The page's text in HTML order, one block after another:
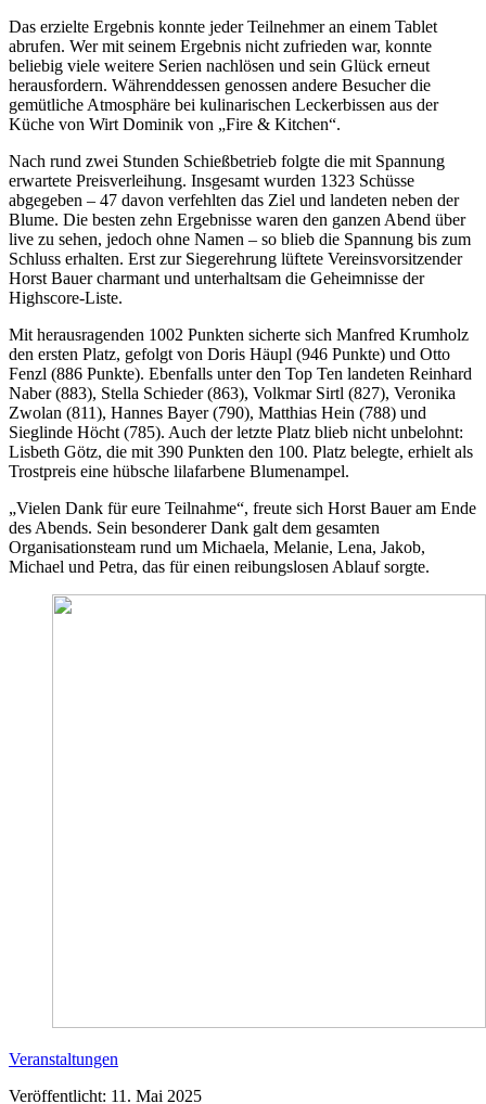
Das erzielte Ergebnis konnte jeder Teilnehmer an einem Tablet
abrufen. Wer mit seinem Ergebnis nicht zufrieden war, konnte
beliebig viele weitere Serien nachlösen und sein Glück erneut
herausfordern. Währenddessen genossen andere Besucher die
gemütliche Atmosphäre bei kulinarischen Leckerbissen aus der
Küche von Wirt Dominik von „Fire & Kitchen“.
Nach rund zwei Stunden Schießbetrieb folgte die mit Spannung
erwartete Preisverleihung. Insgesamt wurden 1323 Schüsse
abgegeben – 47 davon verfehlten das Ziel und landeten neben der
Blume. Die besten zehn Ergebnisse waren den ganzen Abend über
live zu sehen, jedoch ohne Namen – so blieb die Spannung bis zum
Schluss erhalten. Erst zur Siegerehrung lüftete Vereinsvorsitzender
Horst Bauer charmant und unterhaltsam die Geheimnisse der
Highscore-Liste.
Mit herausragenden 1002 Punkten sicherte sich Manfred Krumholz
den ersten Platz, gefolgt von Doris Häupl (946 Punkte) und Otto
Fenzl (886 Punkte). Ebenfalls unter den Top Ten landeten Reinhard
Naber (883), Stella Schieder (863), Volkmar Sirtl (827), Veronika
Zwolan (811), Hannes Bayer (790), Matthias Hein (788) und
Sieglinde Höcht (785). Auch der letzte Platz blieb nicht unbelohnt:
Lisbeth Götz, die mit 390 Punkten den 100. Platz belegte, erhielt als
Trostpreis eine hübsche lilafarbene Blumenampel.
„Vielen Dank für eure Teilnahme“, freute sich Horst Bauer am Ende
des Abends. Sein besonderer Dank galt dem gesamten
Organisationsteam rund um Michaela, Melanie, Lena, Jakob,
Michael und Petra, das für einen reibungslosen Ablauf sorgte.
Veranstaltungen
Veröffentlicht: 11. Mai 2025